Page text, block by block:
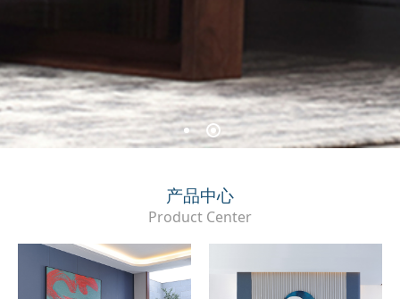
产品中心
Product Center